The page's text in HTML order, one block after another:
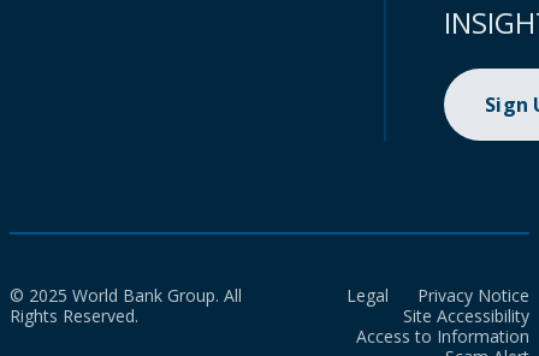
Sign
© 2025 World Bank Group. All
Rights Reserved.
Legal
Privacy Notice
Site Accessibility
Access to Information